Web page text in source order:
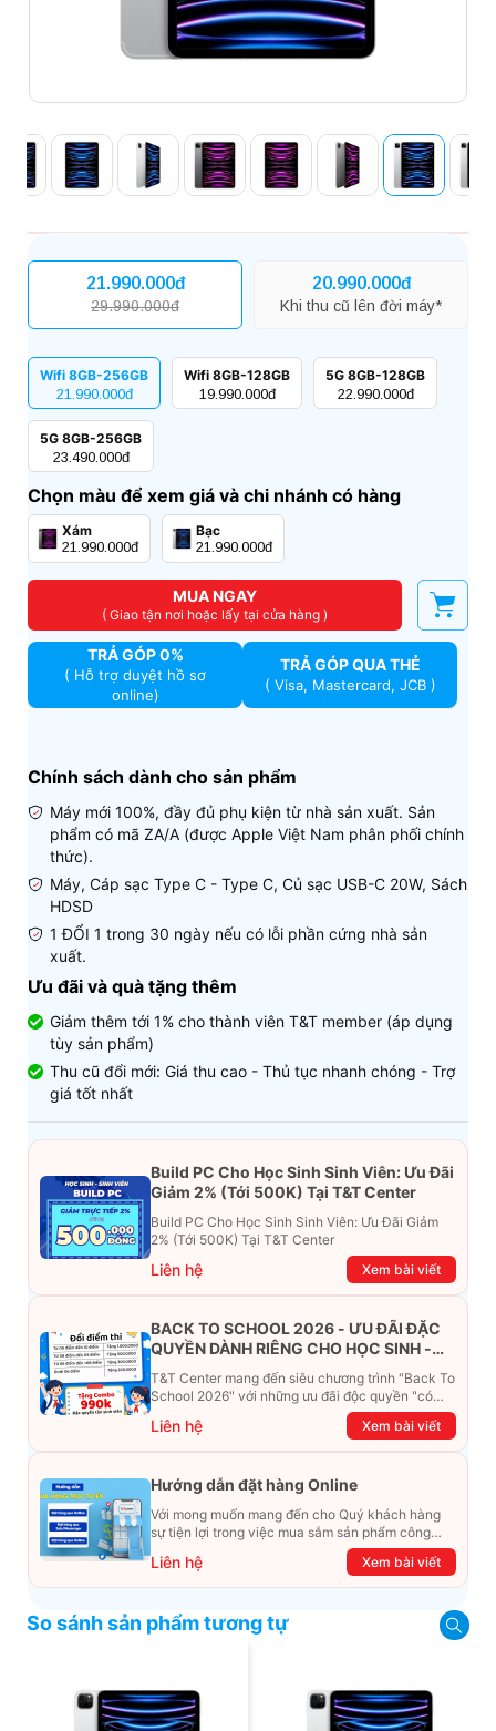
21.990.000đ
29.990.000đ
20.990.000đ
Khi thu cũ lên đời máy*
Wifi 8GB-256GB
21.990.000đ
Wifi 8GB-128GB
19.990.000đ
5G 8GB-128GB
22.990.000đ
5G 8GB-256GB
23.490.000đ
Chọn màu để xem giá và chi nhánh có hàng
Xám
21.990.000đ
Bạc
21.990.000đ
MUA NGAY
( Giao tận nơi hoặc lấy tại cửa hàng )
TRẢ GÓP 0%
( Hỗ trợ duyệt hồ sơ
online)
TRẢ GÓP QUA THẺ
( Visa, Mastercard, JCB )
Chính sách dành cho sản phẩm
Máy mới 100%, đầy đủ phụ kiện từ nhà sản xuất. Sản
phẩm có mã ZA/A (được Apple Việt Nam phân phối chính
thức).
Máy, Cáp sạc Type C - Type C, Củ sạc USB-C 20W, Sách
HDSD
1 ĐỔI 1 trong 30 ngày nếu có lỗi phần cứng nhà sản
xuất.
Ưu đãi và quà tặng thêm
Giảm thêm tới 1% cho thành viên T&T member (áp dụng
tùy sản phẩm)
Thu cũ đổi mới: Giá thu cao - Thủ tục nhanh chóng - Trợ
giá tốt nhất
Build PC Cho Học Sinh Sinh Viên: Ưu Đãi
Giảm 2% (Tới 500K) Tại T&T Center
Build PC Cho Học Sinh Sinh Viên: Ưu Đãi Giảm
2% (Tới 500K) Tại T&T Center
Liên hệ Xem bài viết
BACK TO SCHOOL 2026 - ƯU ĐÃI ĐẶC
QUYỀN DÀNH RIÊNG CHO HỌC SINH -
T&T Center mang đến siêu chương trình "Back To
School 2026" với những ưu đãi độc quyền "có
một không hai". Đừng để chiếc ví phải "ét-ô-ét",
cùng khám phá ngay ưu đãi siêu khủng dưới đây
nhé!
Liên hệ Xem bài viết
Hướng dẫn đặt hàng Online
Với mong muốn mang đến cho Quý khách hàng
sự tiện lợi trong việc mua sắm sản phẩm công
nghệ từ xa. Trong bài viết này, T&T Center sẽ
hướng dẫn chi tiết cách mua hàng trực tuyến qua
các kênh online Website, Zalo, Messenger và
dễ dàng và nhanh chóng nhất. Cùng xem ngay
Liên hệ Xem bài viết
So sánh sản phẩm tương tự